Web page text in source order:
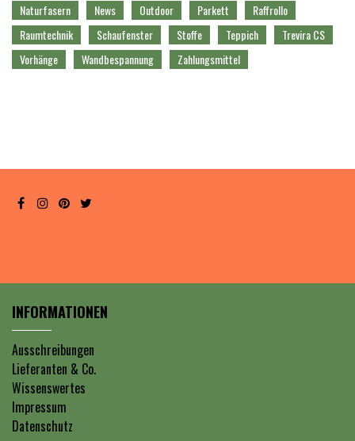
Naturfasern
News Outdoor Parkett
Raffrollo
Raumtechnik
Schaufenster Stoffe Teppich
Trevira CS
Vorhänge
Wandbespannung Zahlungsmittel
INFORMATIONEN
Ausschreibungen
Lieferanten & Co.
Wissenswertes
Impressum
Datenschutz